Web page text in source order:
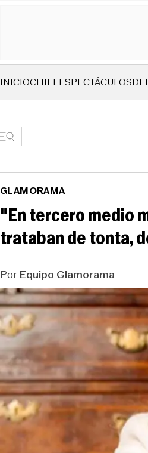
INICIOCHILEESPECTÁCULOS
GLAMORAMA
"En tercero medio
trataban de tonta,
PorEquipo Glamorama